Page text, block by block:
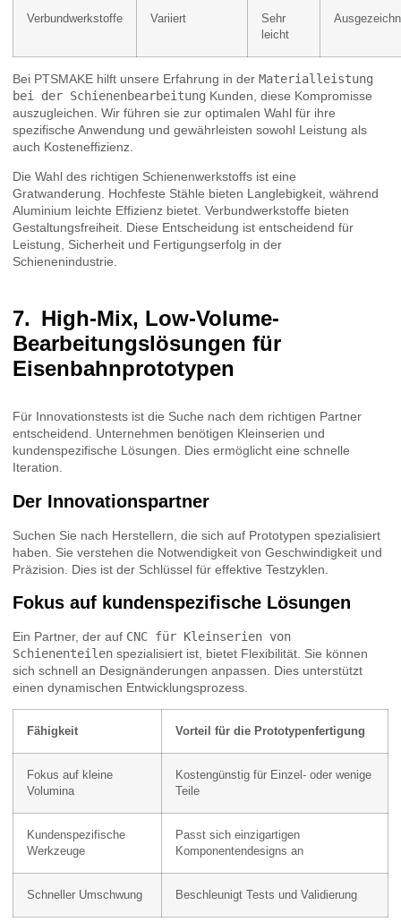
Verbundwerkstoffe Variiert
Sehr
leicht
Bei PTSMAKE hilft unsere Erfahrung in der Materialleistung
bei der Schienenbearbeitung Kunden, diese Kompromisse
auszugleichen. Wir führen sie zur optimalen Wahl für ihre
spezifische Anwendung und gewährleisten sowohl Leistung als
auch Kosteneffizienz.
Die Wahl des richtigen Schienenwerkstoffs ist eine
Gratwanderung. Hochfeste Stähle bieten Langlebigkeit, während
Aluminium leichte Effizienz bietet. Verbundwerkstoffe bieten
Gestaltungsfreiheit. Diese Entscheidung ist entscheidend für
Leistung, Sicherheit und Fertigungserfolg in der
Schienenindustrie.
High-Mix, Low-Volume-
Bearbeitungslösungen für
Eisenbahnprototypen
Für Innovationstests ist die Suche nach dem richtigen Partner
entscheidend. Unternehmen benötigen Kleinserien und
kundenspezifische Lösungen. Dies ermöglicht eine schnelle
Iteration.
Der Innovationspartner
Suchen Sie nach Herstellern, die sich auf Prototypen spezialisiert
haben. Sie verstehen die Notwendigkeit von Geschwindigkeit und
Präzision. Dies ist der Schlüssel für effektive Testzyklen.
Fokus auf kundenspezifische Lösungen
Ein Partner, der auf CNC für Kleinserien von
Schienenteilen spezialisiert ist, bietet Flexibilität. Sie können
sich schnell an Designänderungen anpassen. Dies unterstützt
einen dynamischen Entwicklungsprozess.
Fähigkeit Vorteil für die Prototypenfertigung
Fokus auf kleine
Volumina
Kostengünstig für Einzel- oder wenige
Teile
Kundenspezifische
Werkzeuge
Passt sich einzigartigen
Komponentendesigns an
Schneller Umschwung Beschleunigt Tests und Validierung